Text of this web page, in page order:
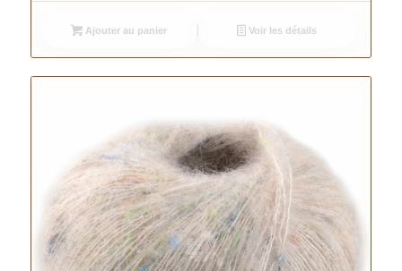
Ajouter au panier Voir les détails